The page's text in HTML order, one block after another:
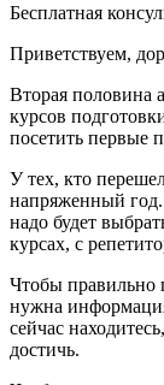
Бесплатная
Приветствуем,
Вторая половина
курсов
посетить первые
У тех, кто
напряженный год.
надо будет
курсах, с
Чтобы правильно
нужна
сейчас
достичь.